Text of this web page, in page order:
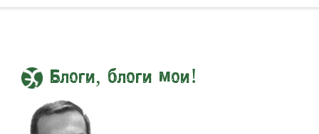
Блоги, блоги мои!